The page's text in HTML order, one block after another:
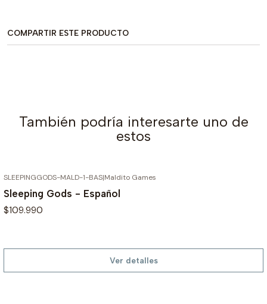
COMPARTIR ESTE PRODUCTO
También podría interesarte uno de
estos
SLEEPINGGODS-MALD-1-BAS|Maldito Games
Sleeping Gods - Español
$109.990
Ver detalles